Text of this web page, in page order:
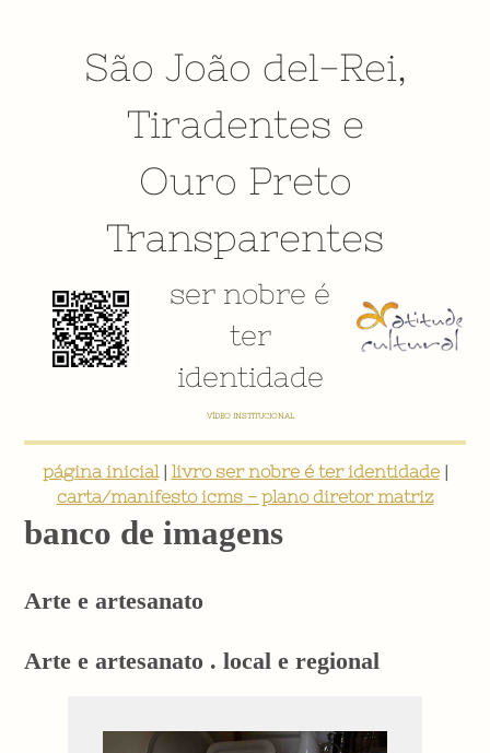
São João del-Rei,
Tiradentes e
Ouro Preto
Transparentes
ser nobre é
ter
identidade
VÍDEO INSTITUCIONAL
página inicial| livro ser nobre é ter identidade|
carta/manifesto icms - plano diretor matriz
banco de imagens
Arte e artesanato
Arte e artesanato . local e regional